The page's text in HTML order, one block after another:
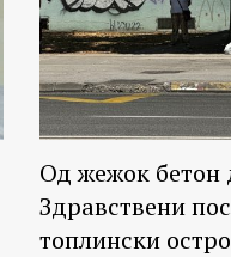
Од жежок бетон
Здравствени
топлински